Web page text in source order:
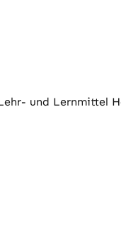
und Lernmittel